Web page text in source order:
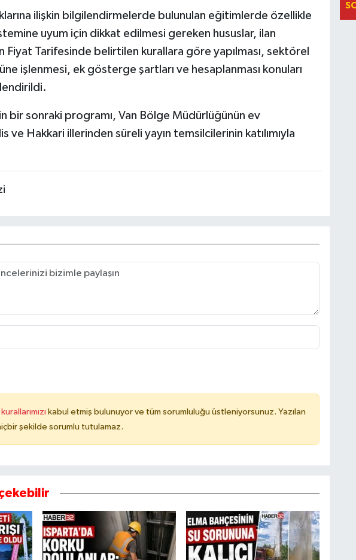
ilişkin bilgilendirmelerde bulunulan eğitimlerde özellikle
uyum için dikkat edilmesi gereken hususlar, ilan
Fiyat Tarifesinde belirtilen kurallara göre yapılması, sektörel
işlenmesi, ek gösterge şartları ve hesaplanması konuları
bir sonraki programı, Van Bölge Müdürlüğünün ev
ve Hakkari illerinden süreli yayın temsilcilerinin katılımıyla
kabul etmiş bulunuyor ve tüm sorumluluğu üstleniyorsunuz. Yazılan
şekilde sorumlu tutulamaz.